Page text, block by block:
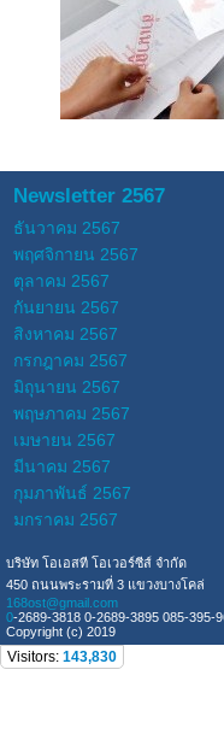
Newsletter 2567
ธันวาคม 2567
พฤศจิกายน 2567
ตุลาคม 2567
กันยายน 2567
สิงหาคม 2567
กรกฎาคม 2567
มิถุนายน 2567
พฤษภาคม 2567
เมษายน 2567
มีนาคม 2567
กุมภาพันธ์ 2567
มกราคม 2567
บริษัท โอเอสที โอเวอร์ซีส์ จำกัด
450 ถนนพระรามที่ 3 แขวงบางโคล่
168ost@gmail.com
0-2689-3818 0-2689-3895 085-395-
Copyright (c) 2019
Visitors: 143,830